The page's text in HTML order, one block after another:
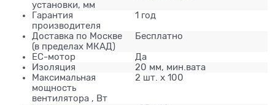
установки, мм
Гарантия
производителя
1 год
Доставка по Москве
(в пределах МКАД)
Бесплатно
ЕС-мотор
Да
Изоляция
20 мм, мин.вата
Максимальная
мощность
вентилятора , Вт
2 шт. х 100